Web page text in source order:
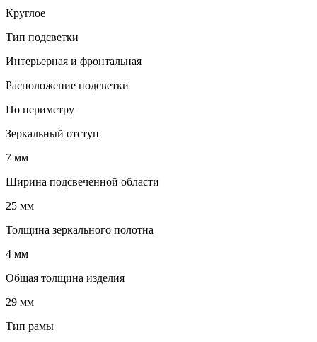
Круглое
Тип подсветки
Интерьерная и фронтальная
Расположение подсветки
По периметру
Зеркальный отступ
7 мм
Ширина подсвеченной области
25 мм
Толщина зеркального полотна
4 мм
Общая толщина изделия
29 мм
Тип рамы